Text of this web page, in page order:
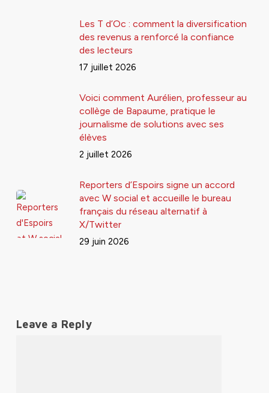
Les T d’Oc : comment la diversification
des revenus a renforcé la confiance
des lecteurs
17 juillet 2026
Voici comment Aurélien, professeur au
collège de Bapaume, pratique le
journalisme de solutions avec ses
élèves
2 juillet 2026
Reporters d’Espoirs signe un accord
avec W social et accueille le bureau
français du réseau alternatif à
X/Twitter
29 juin 2026
Leave a Reply